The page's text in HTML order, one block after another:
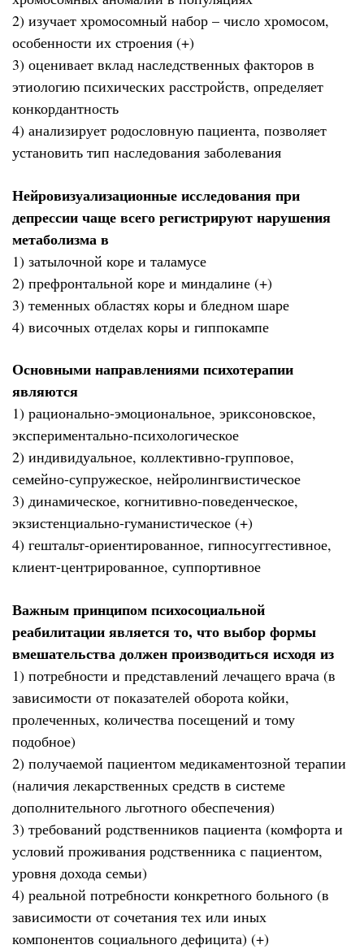
2) изучает хромосомный набор – число хромосом,
особенности их строения (+)
3) оценивает вклад наследственных факторов в
этиологию психических расстройств, определяет
конкордантность
4) анализирует родословную пациента, позволяет
установить тип наследования заболевания
Нейровизуализационные исследования при
депрессии чаще всего регистрируют нарушения
метаболизма в
1) затылочной коре и таламусе
2) префронтальной коре и миндалине (+)
3) теменных областях коры и бледном шаре
4) височных отделах коры и гиппокампе
Основными направлениями психотерапии
являются
1) рационально-эмоциональное, эриксоновское,
экспериментально-психологическое
2) индивидуальное, коллективно-групповое,
семейно-супружеское, нейролингвистическое
3) динамическое, когнитивно-поведенческое,
экзистенциально-гуманистическое (+)
4) гештальт-ориентированное, гипносуггестивное,
клиент-центрированное, суппортивное
Важным принципом психосоциальной
реабилитации является то, что выбор формы
вмешательства должен производиться исходя из
1) потребности и представлений лечащего врача (в
зависимости от показателей оборота койки,
пролеченных, количества посещений и тому
подобное)
2) получаемой пациентом медикаментозной терапии
(наличия лекарственных средств в системе
дополнительного льготного обеспечения)
3) требований родственников пациента (комфорта и
условий проживания родственника с пациентом,
уровня дохода семьи)
4) реальной потребности конкретного больного (в
зависимости от сочетания тех или иных
компонентов социального дефицита) (+)